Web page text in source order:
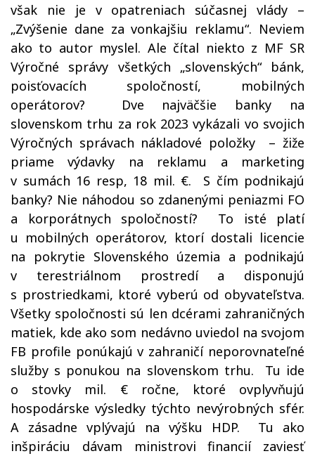
však nie je v opatreniach súčasnej vlády –
„Zvýšenie dane za vonkajšiu reklamu“. Neviem
ako to autor myslel. Ale čítal niekto z MF SR
Výročné správy všetkých „slovenských“ bánk,
poisťovacích spoločností, mobilných
operátorov?
Dve najväčšie banky na
slovenskom trhu za rok 2023 vykázali vo svojich
Výročných správach nákladové položky
– žiže
priame výdavky na reklamu a marketing
v sumách 16 resp, 18 mil. €.
S čím podnikajú
banky? Nie náhodou so zdanenými peniazmi FO
a korporátnych spoločností?
To isté platí
u mobilných operátorov, ktorí dostali licencie
na pokrytie Slovenského územia a podnikajú
v terestriálnom prostredí a disponujú
s prostriedkami, ktoré vyberú od obyvateľstva.
Všetky spoločnosti sú len dcérami zahraničných
matiek, kde ako som nedávno uviedol na svojom
FB profile ponúkajú v zahraničí neporovnateľné
služby s ponukou na slovenskom trhu.
Tu ide
o stovky mil. € ročne, ktoré ovplyvňujú
hospodárske výsledky týchto nevýrobných sfér.
A zásadne vplývajú na výšku HDP.
Tu ako
inšpiráciu dávam ministrovi financií zaviesť